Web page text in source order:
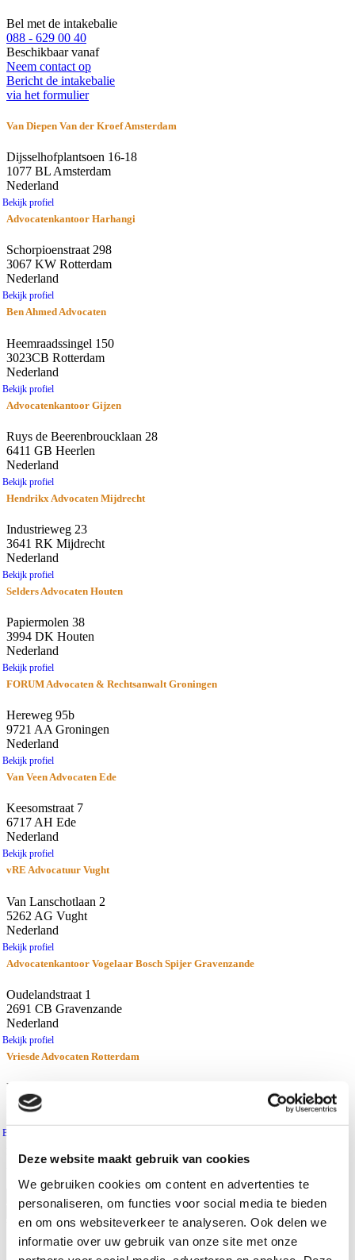
Deze website maakt gebruik van cookies
We gebruiken cookies om content en advertenties te
personaliseren, om functies voor social media te bieden
en om ons websiteverkeer te analyseren. Ook delen we
informatie over uw gebruik van onze site met onze
Bel met de intakebalie
088 - 629 00 40
Beschikbaar vanaf
Neem contact op
Bericht de intakebalie
via het formulier
Van Diepen Van der Kroef Amsterdam
Dijsselhofplantsoen 16-18
1077 BL Amsterdam
Nederland
Bekijk profiel
Advocatenkantoor Harhangi
Schorpioenstraat 298
3067 KW Rotterdam
Nederland
Bekijk profiel
Ben Ahmed Advocaten
Heemraadssingel 150
3023CB Rotterdam
Nederland
Bekijk profiel
Advocatenkantoor Gijzen
Ruys de Beerenbroucklaan 28
6411 GB Heerlen
Nederland
Bekijk profiel
Hendrikx Advocaten Mijdrecht
Industrieweg 23
3641 RK Mijdrecht
Nederland
Bekijk profiel
Selders Advocaten Houten
Papiermolen 38
3994 DK Houten
Nederland
Bekijk profiel
FORUM Advocaten & Rechtsanwalt Groningen
Hereweg 95b
9721 AA Groningen
Nederland
Bekijk profiel
Van Veen Advocaten Ede
Keesomstraat 7
6717 AH Ede
Nederland
Bekijk profiel
vRE Advocatuur Vught
Van Lanschotlaan 2
5262 AG Vught
Nederland
Bekijk profiel
Advocatenkantoor Vogelaar Bosch Spijer Gravenzande
Oudelandstraat 1
2691 CB Gravenzande
Nederland
Bekijk profiel
Vriesde Advocaten Rotterdam
Nieuwe Binnenweg 166
3015 BH Rotterdam
Nederland
Bekijk profiel
Afstand
Gebruik huidige locatie
Waar zoekt u naar?
Advocaten